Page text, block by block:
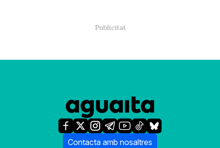
Contacta amb nosaltres